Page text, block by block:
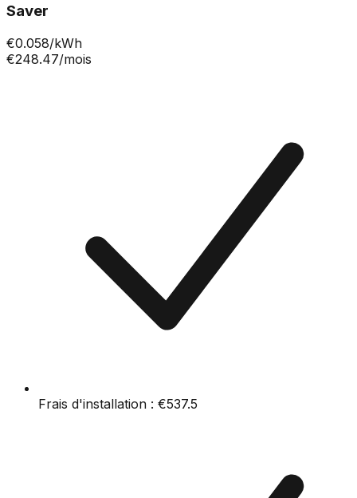
Saver
€0.058/kWh
€248.47/mois
Frais d'installation : €537.5